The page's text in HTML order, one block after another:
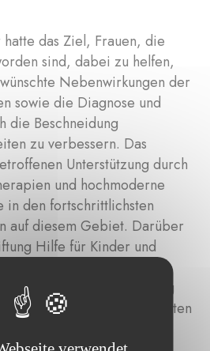
das Ziel, Frauen, die
sind, dabei zu helfen,
Nebenwirkungen der
sowie die Diagnose und
die Beschneidung
zu verbessern. Das
Unterstützung durch
und hochmoderne
den fortschrittlichsten
auf diesem Gebiet. Darüber
Hilfe für Kinder und
medizinische
– sowohl in Luxemburg
die Transportkosten
für die Patienten während